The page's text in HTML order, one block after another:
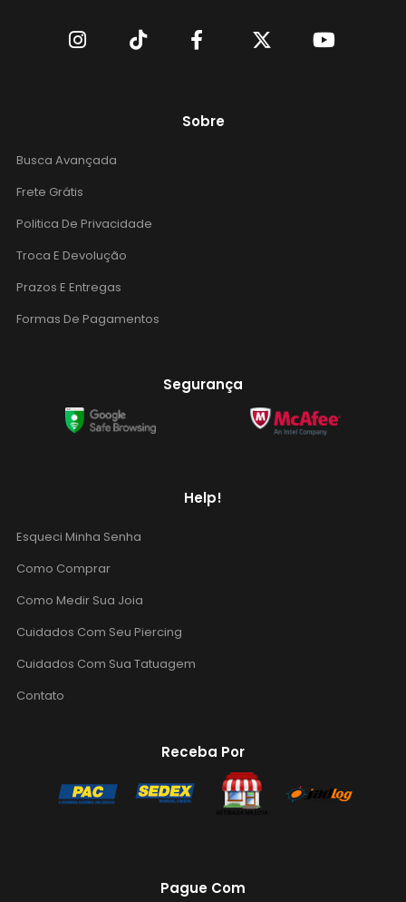
Sobre
Busca Avançada
Frete Grátis
Politica De Privacidade
Troca E Devolução
Prazos E Entregas
Formas De Pagamentos
Segurança
Help!
Esqueci Minha Senha
Como Comprar
Como Medir Sua Joia
Cuidados Com Seu Piercing
Cuidados Com Sua Tatuagem
Contato
Receba Por
Pague Com